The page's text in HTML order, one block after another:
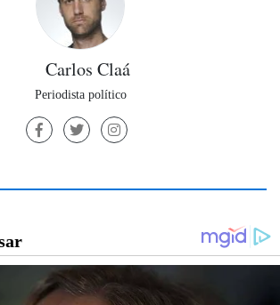
Carlos Claá
Periodista político